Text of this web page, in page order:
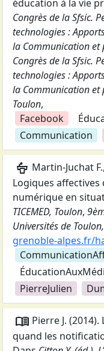
éducation à la vie
Congrès de la Sfsic.
technologies :
la Communication et
Congrès de la Sfsic.
technologies :
la Communication et
Toulon,
Facebook
Communication
podium Martin-Juchat
Logiques
numérique en
TICEMED, Toulon,
Universités de
grenoble-alpes.fr/
PierreJulien
menu_book Pierre J. (2014).
quand les